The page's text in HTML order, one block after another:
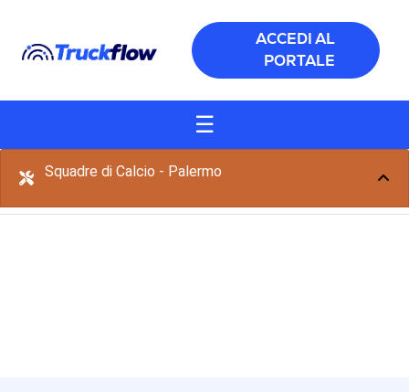
ACCEDI AL
PORTALE
☰
Squadre di Calcio - Palermo